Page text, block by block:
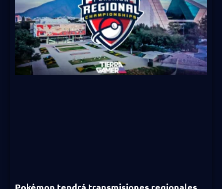
Pokémon tendrá transmisiones regionales